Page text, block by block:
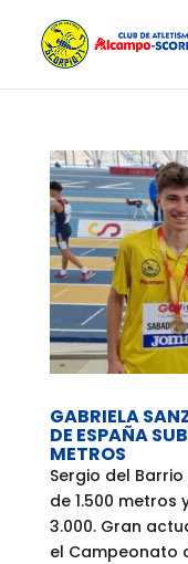
GABRIELA
DE ESPAÑA
METROS
Sergio del
de 1.500
3.000. Gran
el Campeonato